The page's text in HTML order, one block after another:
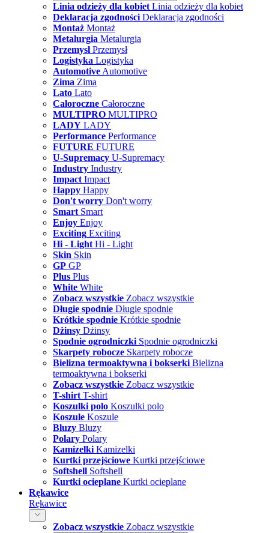
Linia odzieży dla kobiet Linia odzieży dla kobiet
Deklaracja zgodności Deklaracja zgodności
Montaż Montaż
Metalurgia Metalurgia
Przemysł Przemysł
Logistyka Logistyka
Automotive Automotive
Zima Zima
Lato Lato
Całoroczne Całoroczne
MULTIPRO MULTIPRO
LADY LADY
Performance Performance
FUTURE FUTURE
U-Supremacy U-Supremacy
Industry Industry
Impact Impact
Happy Happy
Don't worry Don't worry
Smart Smart
Enjoy Enjoy
Exciting Exciting
Hi - Light Hi - Light
Skin Skin
GP GP
Plus Plus
White White
Zobacz wszystkie Zobacz wszystkie
Długie spodnie Długie spodnie
Krótkie spodnie Krótkie spodnie
Dżinsy Dżinsy
Spodnie ogrodniczki Spodnie ogrodniczki
Skarpety robocze Skarpety robocze
Bielizna termoaktywna i bokserki Bielizna
termoaktywna i bokserki
Zobacz wszystkie Zobacz wszystkie
T-shirt T-shirt
Koszulki polo Koszulki polo
Koszule Koszule
Bluzy Bluzy
Polary Polary
Kamizelki Kamizelki
Kurtki przejściowe Kurtki przejściowe
Softshell Softshell
Kurtki ocieplane Kurtki ocieplane
Rękawice
Rękawice
Zobacz wszystkie Zobacz wszystkie